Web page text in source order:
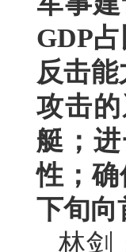
GDP
反击
攻击
艇；
性；
下旬向
林剑